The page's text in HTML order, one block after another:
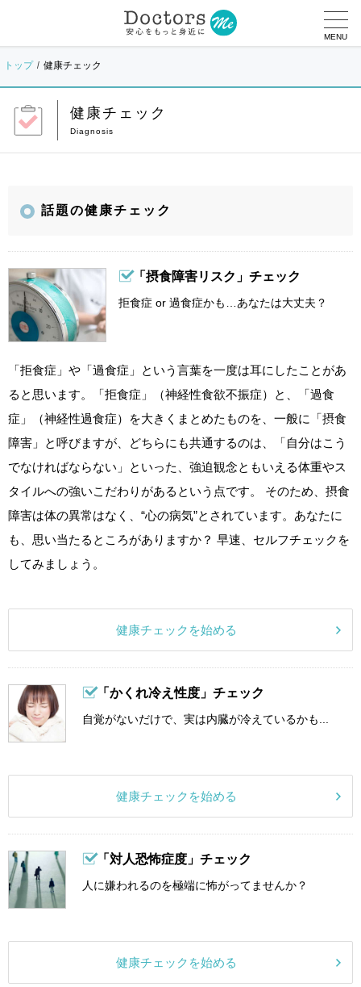
MENU
トップ 健康チェック
健康チェック
話題の健康チェック
「摂食障害リスク」チェック
拒食症 or 過食症かも…あなたは大丈夫？
「拒食症」や「過食症」という言葉を一度は耳にしたことがあ
ると思います。「拒食症」（神経性食欲不振症）と、「過食
症」（神経性過食症）を大きくまとめたものを、一般に「摂食
障害」と呼びますが、どちらにも共通するのは、「自分はこう
でなければならない」といった、強迫観念ともいえる体重やス
タイルへの強いこだわりがあるという点です。 そのため、摂食
障害は体の異常はなく、“心の病気”とされています。あなたに
も、思い当たるところがありますか？ 早速、セルフチェックを
してみましょう。
健康チェックを始める
「かくれ冷え性度」チェック
自覚がないだけで、実は内臓が冷えているかも...
健康チェックを始める
「対人恐怖症度」チェック
人に嫌われるのを極端に怖がってませんか？
健康チェックを始める